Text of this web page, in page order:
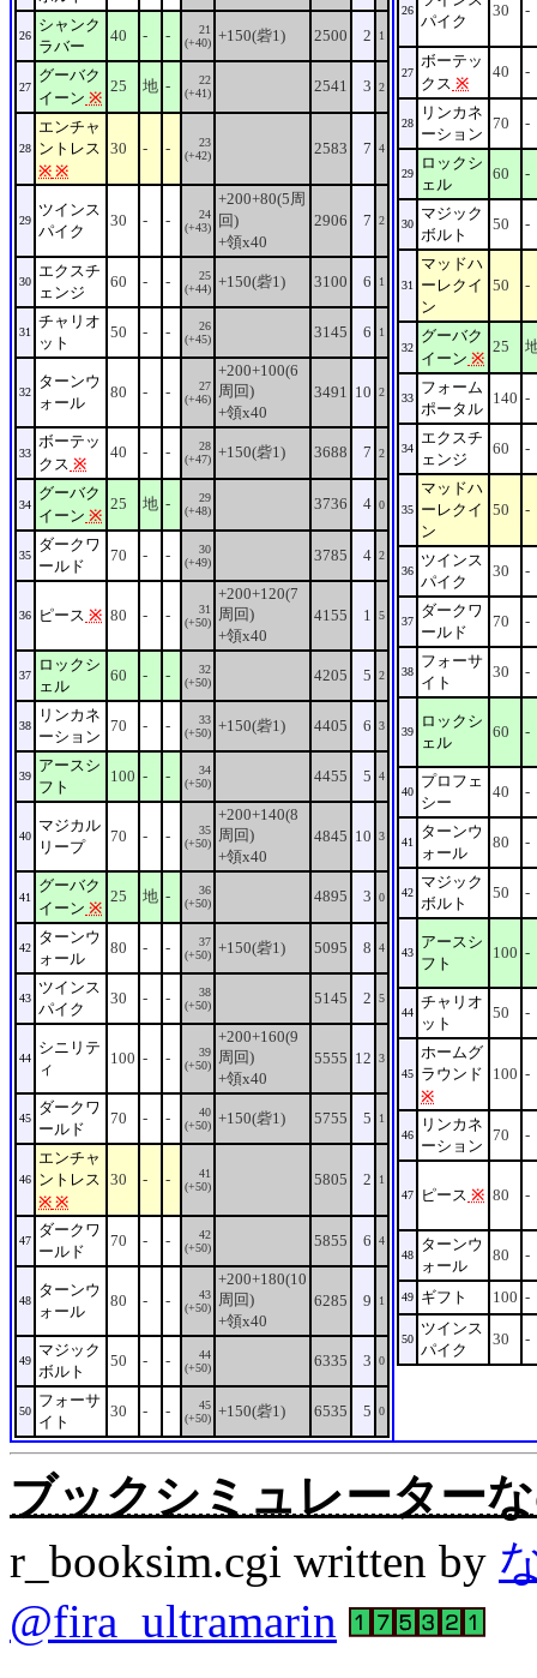
26
シャンク
ラバー
40 - -
21
(+40) +150(砦1) 2500 2 1
27
グーバク
イーン ※
25 地 -
22
(+41)
2541 3 2
28
エンチャ
ントレス
※ ※
30 - -
23
(+42)
2583 7 4
29
ツインス
パイク
30 - -
24
(+43)
+200+80(5周
回)
+領x40
2906 7 2
30
エクスチ
ェンジ
60 - -
25
(+44) +150(砦1) 3100 6 1
31
チャリオ
ット
50 - -
26
(+45)
3145 6 1
32
ターンウ
ォール
80 - -
27
(+46)
+200+100(6
周回)
+領x40
3491 10 2
33
ボーテッ
クス ※
40 - -
28
(+47) +150(砦1) 3688 7 2
34
グーバク
イーン ※
25 地 -
29
(+48)
3736 4 0
35
ダークワ
ールド
70 - -
30
(+49)
3785 4 2
36 ピース ※ 80 - -
31
(+50)
+200+120(7
周回)
+領x40
4155 1 5
37
ロックシ
ェル
60 - -
32
(+50)
4205 5 2
38
リンカネ
ーション
70 - -
33
(+50) +150(砦1) 4405 6 3
39
アースシ
フト
100 - -
34
(+50)
4455 5 4
40
マジカル
リープ
70 - -
35
(+50)
+200+140(8
周回)
+領x40
4845 10 3
41
グーバク
イーン ※
25 地 -
36
(+50)
4895 3 0
42
ターンウ
ォール
80 - -
37
(+50) +150(砦1) 5095 8 4
43
ツインス
パイク
30 - -
38
(+50)
5145 2 5
44
シニリテ
ィ
100 - -
39
(+50)
+200+160(9
周回)
+領x40
5555 12 3
45
ダークワ
ールド
70 - -
40
(+50) +150(砦1) 5755 5 1
46
エンチャ
ントレス
※ ※
30 - -
41
(+50)
5805 2 1
47
ダークワ
ールド
70 - -
42
(+50)
5855 6 4
48
ターンウ
ォール
80 - -
43
(+50)
+200+180(10
周回)
+領x40
6285 9 1
49
マジック
ボルト
50 - -
44
(+50)
6335 3 0
50
フォーサ
イト
30 - -
45
(+50) +150(砦1) 6535 5 0
26
パイク
30 -
27
ボーテッ
クス ※
40 -
28
リンカネ
ーション
70 -
29
ロックシ
ェル
60 -
30
マジック
ボルト
50 -
31
マッドハ
ーレクイ
ン
50 -
32
グーバク
イーン ※
25
33
フォーム
ポータル
140 -
34
エクスチ
ェンジ
60 -
35
マッドハ
ーレクイ
ン
50 -
36
ツインス
パイク
30 -
37
ダークワ
ールド
70 -
38
フォーサ
イト
30 -
39
ロックシ
ェル
60 -
40
プロフェ
シー
40 -
41
ターンウ
ォール
80 -
42
マジック
ボルト
50 -
43
アースシ
フト
100 -
44
チャリオ
ット
50 -
45
ホームグ
ラウンド
※
100 -
46
リンカネ
ーション
70 -
47 ピース ※ 80 -
48
ターンウ
ォール
80 -
49 ギフト 100 -
50
ツインス
パイク
30 -
ブックシミュレーター
r_booksim.cgi written by
@fira_ultramarin